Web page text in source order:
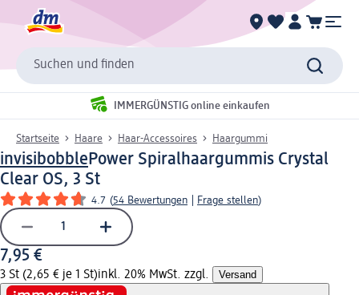
Suchen und finden
IMMERGÜNSTIG online einkaufen
Startseite Haare Haar-Accessoires Haargummi
invisibobblePower Spiralhaargummis Crystal
Clear OS, 3 St
4.7 (54 Bewertungen Frage stellen)
7,95 €
3 St (2,65 € je 1 St)inkl. 20% MwSt. zzgl. Versand